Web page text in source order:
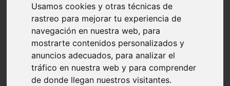
Usamos cookies y otras técnicas de
rastreo para mejorar tu experiencia de
navegación en nuestra web, para
mostrarte contenidos personalizados y
anuncios adecuados, para analizar el
tráfico en nuestra web y para comprender
de donde llegan nuestros visitantes.
accesorios
peluquer a canina
complementos
consejos
comportamiento
protagonistas
reptiles
abandono
adopci n